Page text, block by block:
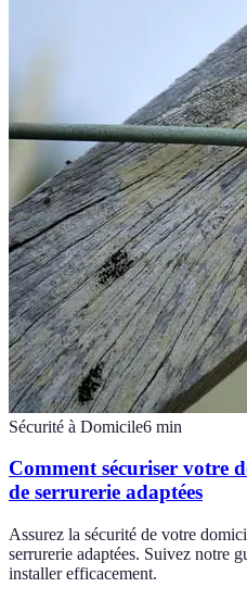
Sécurité à Domicile6 min
Comment sécuriser votre
de serrurerie adaptées
Assurez la sécurité de votre
serrurerie adaptées. Suivez notre
installer efficacement.